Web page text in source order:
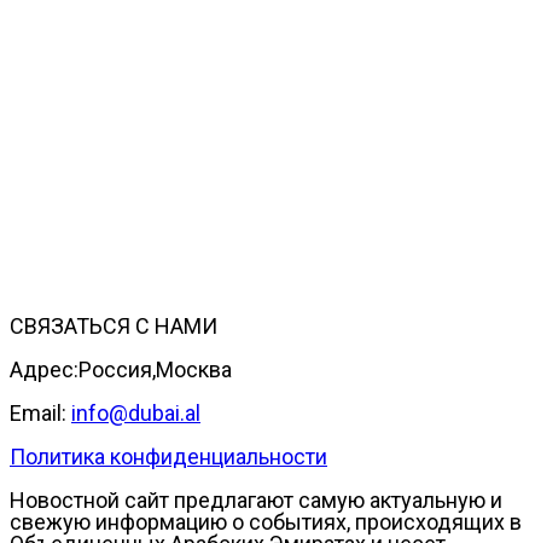
СВЯЗАТЬСЯ С НАМИ
Адрес:Россия,Москва
Email: info@dubai.al
Политика конфиденциальности
Новостной сайт предлагают самую актуальную и
свежую информацию о событиях, происходящих в